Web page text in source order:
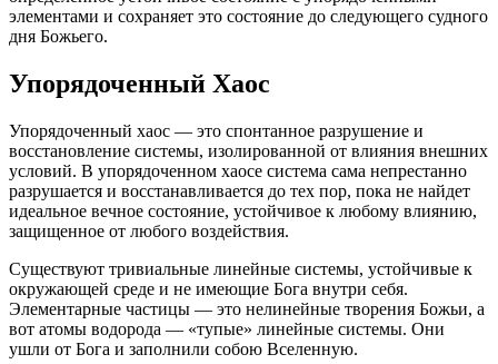
элементами и сохраняет это состояние до следующего судного
дня Божьего.
Упорядоченный Хаос
Упорядоченный хаос — это спонтанное разрушение и
восстановление системы, изолированной от влияния внешних
условий. В упорядоченном хаосе система сама непрестанно
разрушается и восстанавливается до тех пор, пока не найдет
идеальное вечное состояние, устойчивое к любому влиянию,
защищенное от любого воздействия.
Существуют тривиальные линейные системы, устойчивые к
окружающей среде и не имеющие Бога внутри себя.
Элементарные частицы — это нелинейные творения Божьи, а
вот атомы водорода — «тупые» линейные системы. Они
ушли от Бога и заполнили собою Вселенную.